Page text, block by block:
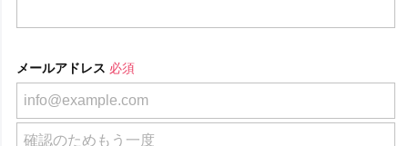
メールアドレス 必須